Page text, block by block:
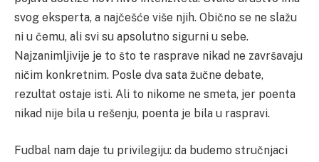
svog eksperta, a najčešće više njih. Obično se ne slažu
ni u čemu, ali svi su apsolutno sigurni u sebe.
Najzanimljivije je to što te rasprave nikad ne završavaju
ničim konkretnim. Posle dva sata žučne debate,
rezultat ostaje isti. Ali to nikome ne smeta, jer poenta
nikad nije bila u rešenju, poenta je bila u raspravi.
Fudbal nam daje tu privilegiju: da budemo stručnjaci